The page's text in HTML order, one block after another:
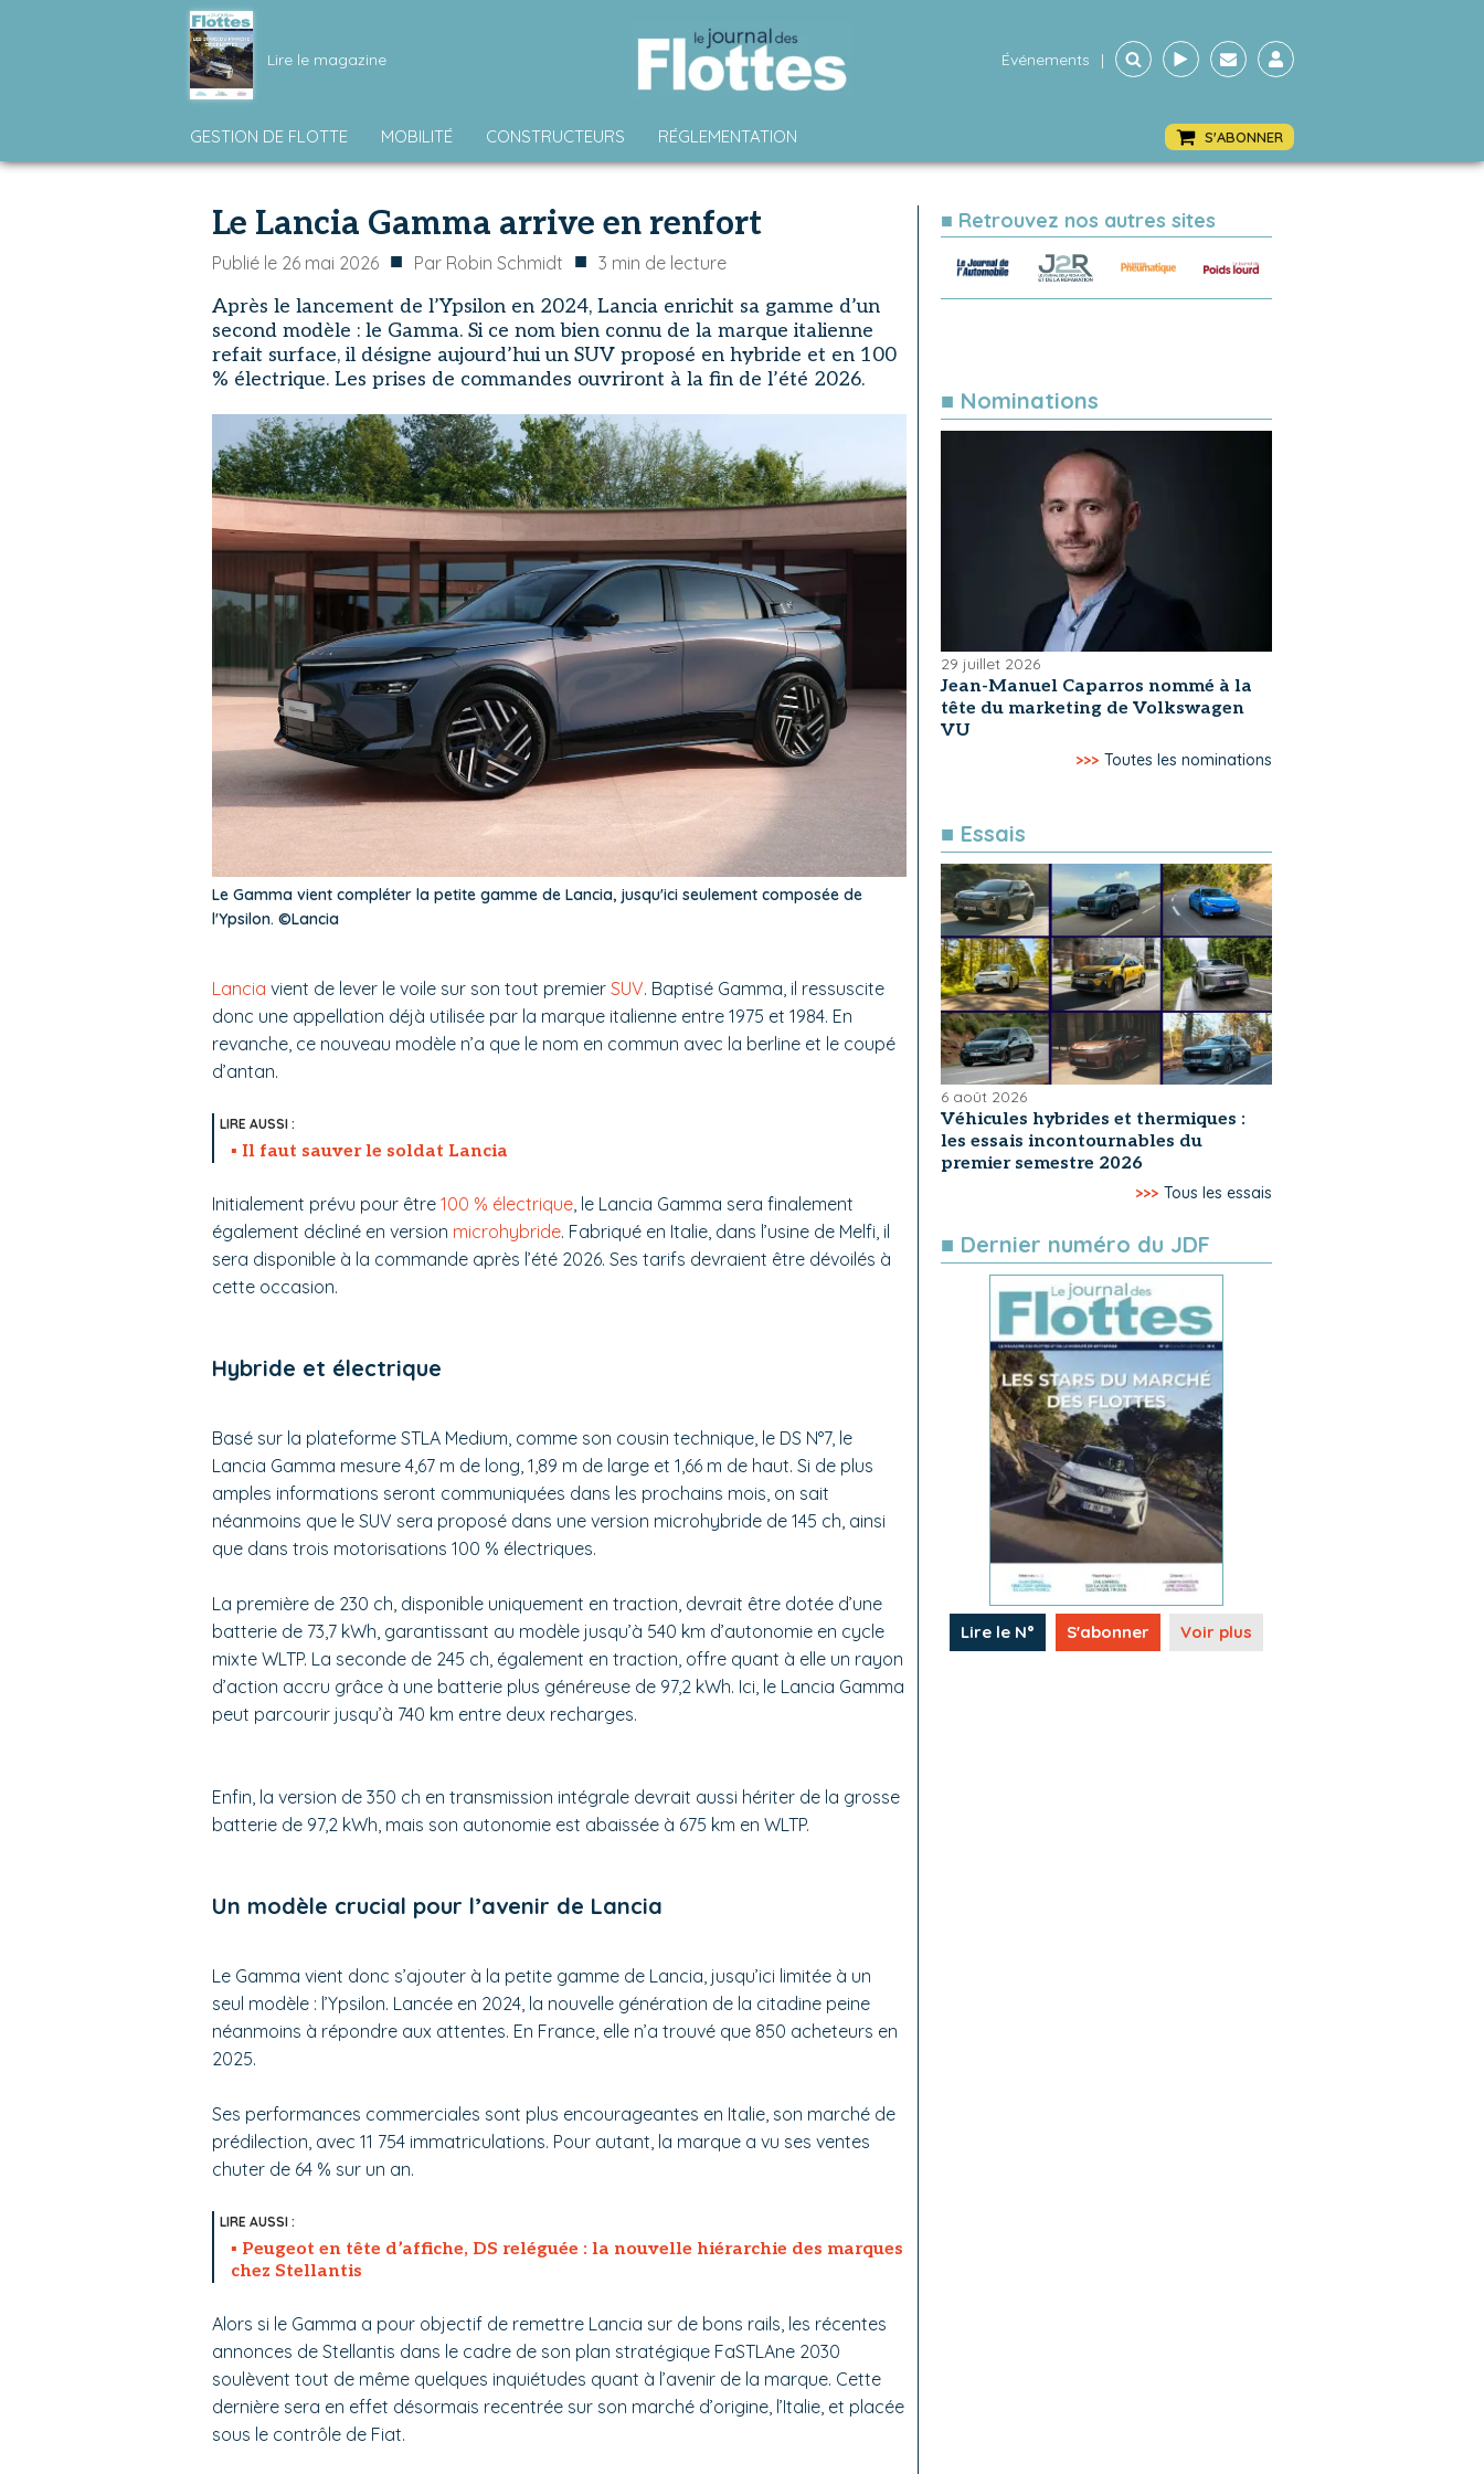
Lire le magazine Événements |
GESTION DE FLOTTE MOBILITÉ CONSTRUCTEURS RÉGLEMENTATION S'ABONNER
Le Lancia Gamma arrive en renfort
Publié le 26 mai 2026 ■ Par Robin Schmidt ■ 3 min de lecture
Après le lancement de l’Ypsilon en 2024, Lancia enrichit sa gamme d’un
second modèle : le Gamma. Si ce nom bien connu de la marque italienne
refait surface, il désigne aujourd’hui un SUV proposé en hybride et en 100
% électrique. Les prises de commandes ouvriront à la fin de l’été 2026.
Le Gamma vient compléter la petite gamme de Lancia, jusqu'ici seulement composée de
l'Ypsilon. ©Lancia
Lancia vient de lever le voile sur son tout premier SUV. Baptisé Gamma, il ressuscite
donc une appellation déjà utilisée par la marque italienne entre 1975 et 1984. En
revanche, ce nouveau modèle n’a que le nom en commun avec la berline et le coupé
d’antan.
Il faut sauver le soldat Lancia
Initialement prévu pour être 100 % électrique, le Lancia Gamma sera finalement
également décliné en version microhybride. Fabriqué en Italie, dans l’usine de Melfi, il
sera disponible à la commande après l’été 2026. Ses tarifs devraient être dévoilés à
cette occasion.
Hybride et électrique
Basé sur la plateforme STLA Medium, comme son cousin technique, le DS N°7, le
Lancia Gamma mesure 4,67 m de long, 1,89 m de large et 1,66 m de haut. Si de plus
amples informations seront communiquées dans les prochains mois, on sait
néanmoins que le SUV sera proposé dans une version microhybride de 145 ch, ainsi
que dans trois motorisations 100 % électriques.
La première de 230 ch, disponible uniquement en traction, devrait être dotée d’une
batterie de 73,7 kWh, garantissant au modèle jusqu’à 540 km d’autonomie en cycle
mixte WLTP. La seconde de 245 ch, également en traction, offre quant à elle un rayon
d’action accru grâce à une batterie plus généreuse de 97,2 kWh. Ici, le Lancia Gamma
peut parcourir jusqu’à 740 km entre deux recharges.
Enfin, la version de 350 ch en transmission intégrale devrait aussi hériter de la grosse
batterie de 97,2 kWh, mais son autonomie est abaissée à 675 km en WLTP.
Un modèle crucial pour l’avenir de Lancia
Le Gamma vient donc s’ajouter à la petite gamme de Lancia, jusqu’ici limitée à un
seul modèle : l’Ypsilon. Lancée en 2024, la nouvelle génération de la citadine peine
néanmoins à répondre aux attentes. En France, elle n’a trouvé que 850 acheteurs en
2025.
Ses performances commerciales sont plus encourageantes en Italie, son marché de
prédilection, avec 11 754 immatriculations. Pour autant, la marque a vu ses ventes
chuter de 64 % sur un an.
Peugeot en tête d’affiche, DS reléguée : la nouvelle hiérarchie des marques
chez Stellantis
Alors si le Gamma a pour objectif de remettre Lancia sur de bons rails, les récentes
annonces de Stellantis dans le cadre de son plan stratégique FaSTLAne 2030
soulèvent tout de même quelques inquiétudes quant à l’avenir de la marque. Cette
dernière sera en effet désormais recentrée sur son marché d’origine, l’Italie, et placée
sous le contrôle de Fiat.
■ Retrouvez nos autres sites
■ Nominations
29 juillet 2026
Jean-Manuel Caparros nommé à la
tête du marketing de Volkswagen
VU
>>> Toutes les nominations
■ Essais
6 août 2026
Véhicules hybrides et thermiques :
les essais incontournables du
premier semestre 2026
>>> Tous les essais
■ Dernier numéro du JDF
Lire le N° S'abonner Voir plus